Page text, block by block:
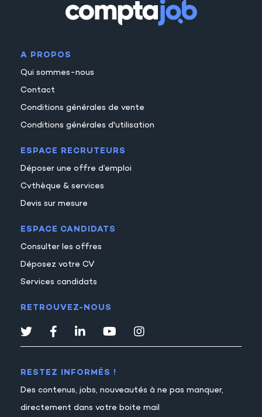
A PROPOS
Qui sommes-nous
Contact
Conditions générales de vente
Conditions générales d'utilisation
ESPACE RECRUTEURS
Déposer une offre d’emploi
Cvthèque & services
Devis sur mesure
ESPACE CANDIDATS
Consulter les offres
Déposez votre CV
Services candidats
RETROUVEZ-NOUS
RESTEZ INFORMÉS !
Des contenus, jobs, nouveautés à ne pas manquer,
directement dans votre boite mail